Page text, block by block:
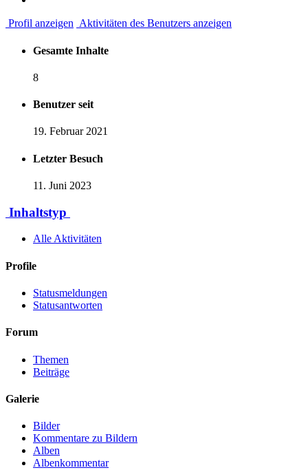
Profil anzeigen Aktivitäten des Benutzers anzeigen
Gesamte Inhalte
8
Benutzer seit
19. Februar 2021
Letzter Besuch
11. Juni 2023
Inhaltstyp
Alle Aktivitäten
Profile
Statusmeldungen
Statusantworten
Forum
Themen
Beiträge
Galerie
Bilder
Kommentare zu Bildern
Alben
Albenkommentar